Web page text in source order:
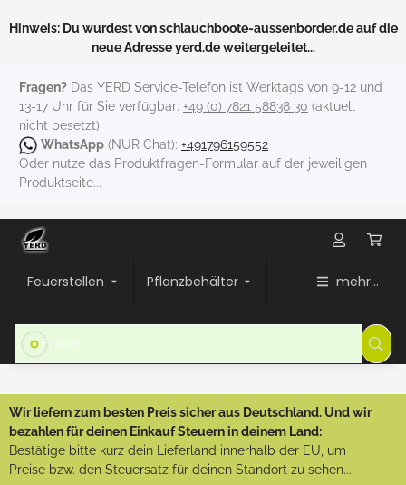
Hinweis: Du wurdest von schlauchboote-aussenborder.de auf die
neue Adresse yerd.de weitergeleitet...
Fragen? Das YERD Service-Telefon ist Werktags von 9-12 und
13-17 Uhr für Sie verfügbar: +49 (0) 7821 58838 30 (aktuell
nicht besetzt).
WhatsApp (NUR Chat): +491796159552
Oder nutze das Produktfragen-Formular auf der jeweiligen
Produktseite...
Feuerstellen Pflanzbehälter mehr...
Wir liefern zum besten Preis sicher aus Deutschland. Und wir
bezahlen für deinen Einkauf Steuern in deinem Land:
Bestätige bitte kurz dein Lieferland innerhalb der EU, um
Preise bzw. den Steuersatz für deinen Standort zu sehen...